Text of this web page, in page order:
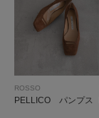
ROSSO
PELLICO パンプス